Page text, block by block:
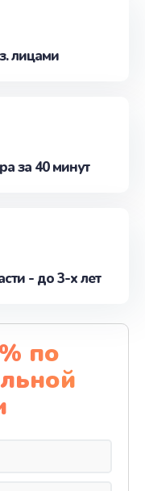
лицами
за 40 минут
- до 3-х лет
по